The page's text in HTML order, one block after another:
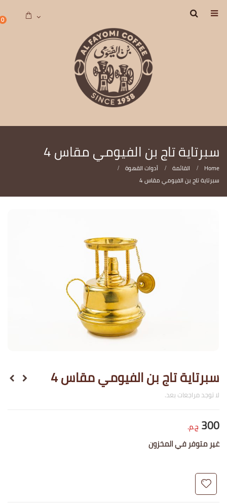
0
سبرتاية تاج بن الفيومي مقاس 4
Home القائمة
أدوات القهوة
سبرتاية تاج بن الفيومي مقاس 4
سبرتاية تاج بن الفيومي مقاس 4
لا توجد مراجعات بعد.
300 ج.م.
غير متوفر في المخزون